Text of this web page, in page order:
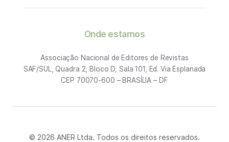
Onde estamos
Associação Nacional de Editores de Revistas
SAF/SUL, Quadra 2, Bloco D, Sala 101, Ed. Via Esplanada
CEP 70070-600 – BRASÍLIA – DF
© 2026 ANER Ltda. Todos os direitos reservados.